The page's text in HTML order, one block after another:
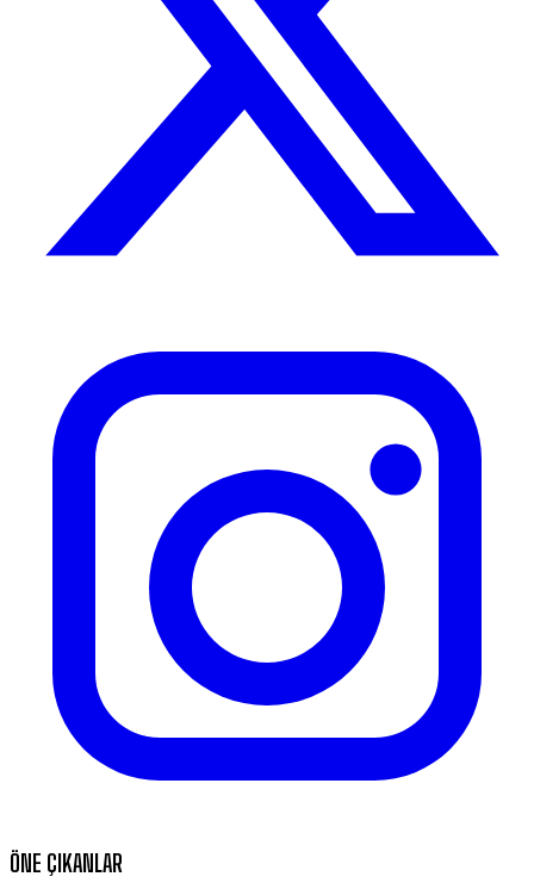
ÖNE ÇIKANLAR